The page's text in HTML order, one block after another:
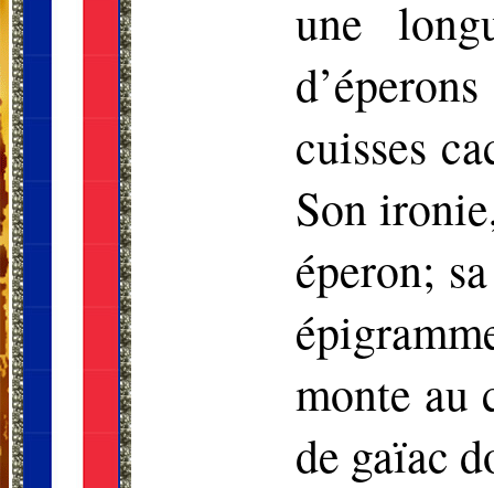
une
cuisses
Son
éperon;
monte au
de gaïac